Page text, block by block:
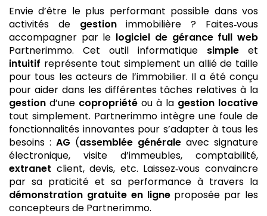
Envie d’être le plus performant possible dans vos
activités de gestionimmobilière ? Faites‑vous
accompagner par le logiciel de gérance full web
Partnerimmo. Cet outil informatique simple et
intuitif représente tout simplement un allié de taille
pour tous les acteurs de l’immobilier. Il a été conçu
pour aider dans les différentes tâches relatives à la
gestion d’une copropriété ou à la gestion locative
tout simplement. Partnerimmo intègre une foule de
fonctionnalités innovantes pour s’adapter à tous les
besoins : AG (assemblée générale avec signature
électronique, visite d’immeubles, comptabilité,
extranet client, devis, etc. Laissez‑vous convaincre
par sa praticité et sa performance à travers la
démonstration gratuite en ligneproposée par les
concepteurs de Partnerimmo.